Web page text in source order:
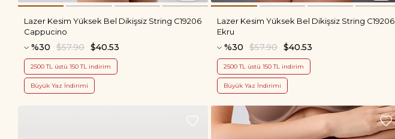
Lazer Kesim Yüksek Bel Dikişsiz String C19206
Cappucino
%30 $40.53
$57.90
2500 TL üstü 150 TL indirim
Büyük Yaz İndirimi
Lazer Kesim Yüksek Bel Dikişsiz String C19206
Ekru
%30 $40.53
$57.90
2500 TL üstü 150 TL indirim
Büyük Yaz İndirimi